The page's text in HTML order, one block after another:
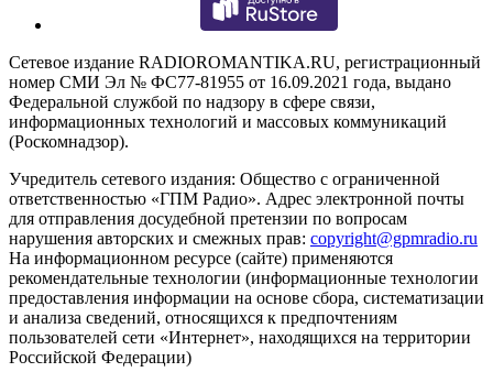
Сетевое издание RADIOROMANTIKA.RU, регистрационный
номер СМИ Эл № ФС77-81955 от 16.09.2021 года, выдано
Федеральной службой по надзору в сфере связи,
информационных технологий и массовых коммуникаций
(Роскомнадзор).
Учредитель сетевого издания: Общество с ограниченной
ответственностью «ГПМ Радио». Адрес электронной почты
для отправления досудебной претензии по вопросам
нарушения авторских и смежных прав: copyright@gpmradio.ru
На информационном ресурсе (сайте) применяются
рекомендательные технологии (информационные технологии
предоставления информации на основе сбора, систематизации
и анализа сведений, относящихся к предпочтениям
пользователей сети «Интернет», находящихся на территории
Российской Федерации)